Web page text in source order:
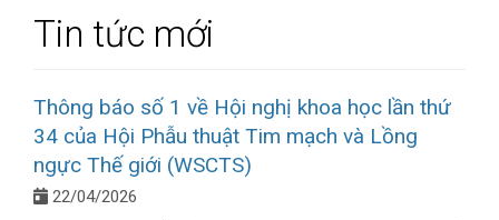
Tin tức mới
Thông báo số 1 về Hội nghị khoa học lần thứ
34 của Hội Phẫu thuật Tim mạch và Lồng
ngực Thế giới (WSCTS)
22/04/2026